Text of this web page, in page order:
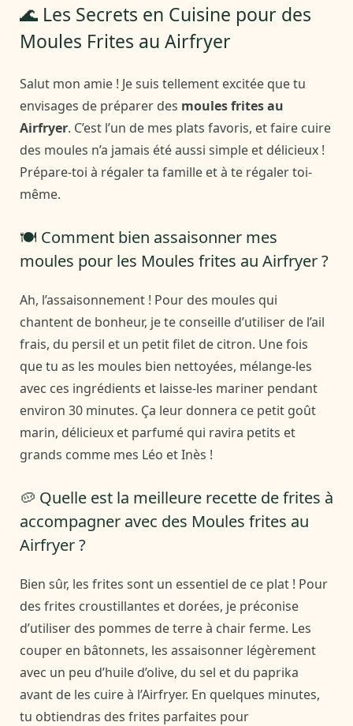
🌊 Les Secrets en Cuisine pour des
Moules Frites au Airfryer
Salut mon amie ! Je suis tellement excitée que tu
envisages de préparer des moules frites au
Airfryer. C’est l’un de mes plats favoris, et faire cuire
des moules n’a jamais été aussi simple et délicieux !
Prépare-toi à régaler ta famille et à te régaler toi-
même.
🍽️ Comment bien assaisonner mes
moules pour les Moules frites au Airfryer ?
Ah, l’assaisonnement ! Pour des moules qui
chantent de bonheur, je te conseille d’utiliser de l’ail
frais, du persil et un petit filet de citron. Une fois
que tu as les moules bien nettoyées, mélange-les
avec ces ingrédients et laisse-les mariner pendant
environ 30 minutes. Ça leur donnera ce petit goût
marin, délicieux et parfumé qui ravira petits et
grands comme mes Léo et Inès !
🥔 Quelle est la meilleure recette de frites à
accompagner avec des Moules frites au
Airfryer ?
Bien sûr, les frites sont un essentiel de ce plat ! Pour
des frites croustillantes et dorées, je préconise
d’utiliser des pommes de terre à chair ferme. Les
couper en bâtonnets, les assaisonner légèrement
avec un peu d’huile d’olive, du sel et du paprika
avant de les cuire à l’Airfryer. En quelques minutes,
tu obtiendras des frites parfaites pour